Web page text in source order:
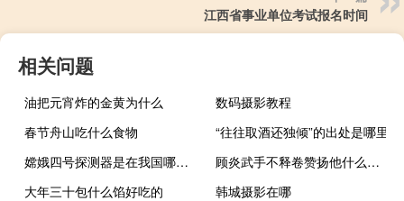
江西省事业单位考试报名时间
相关问题
油把元宵炸的金黄为什么
数码摄影教程
春节舟山吃什么食物
“往往取酒还独倾”的出处是哪里
嫦娥四号探测器是在我国哪个地方发射
顾炎武手不释卷赞扬他什么（顾炎武手不释卷）
大年三十包什么馅好吃的
韩城摄影在哪